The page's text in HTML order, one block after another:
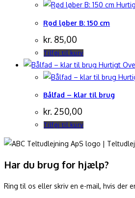
Rød løber B: 150 cm
kr. 85,00
Tilføj til kurv
Hurtigt
Bålfad – klar til brug
kr. 250,00
Tilføj til kurv
Har du brug for hjælp?
Ring til os eller skriv en e-mail, hvis der